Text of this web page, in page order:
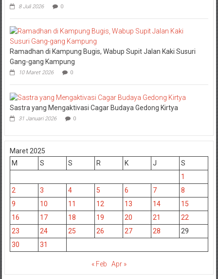
8 Juli 2026 0
Ramadhan di Kampung Bugis, Wabup Supit Jalan Kaki Susuri
Gang-gang Kampung
10 Maret 2026 0
Sastra yang Mengaktivasi Cagar Budaya Gedong Kirtya
31 Januari 2026 0
Maret 2025
M
S S R K J
S
1
2
3 4 5 6 7
8
9
10 11 12 13 14
15
16
17 18 19 20 21
22
23
24 25 26 27 28
29
30
31
« Feb Apr »